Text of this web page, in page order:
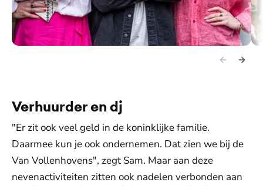
Prinses Laurentien en gravin Eloise voor hun kledingwinkel
Verhuurder en dj
"Er zit ook veel geld in de koninklijke familie.
Daarmee kun je ook ondernemen. Dat zien we bij de
Van Vollenhovens", zegt Sam. Maar aan deze
nevenactiviteiten zitten ook nadelen verbonden aan